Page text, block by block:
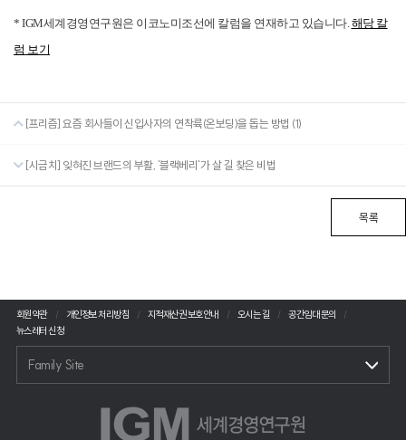
* IGM세계경영연구원은 이코노미조선에 칼럼을 연재하고 있습니다.해당 칼
럼 보기
[프리즘] 요즘 회사들이 신입사자의 연착륙(온보딩)을 돕는 방법 (1)
[시금치] 잊혀진 브랜드의 부활, '블랙베리'가 살 길 찾은 비법
목록
회원약관 개인정보 처리방침 지적재산권 보호안내 오시는 길
공간임대 문의
뉴스레터 신청
Family Site